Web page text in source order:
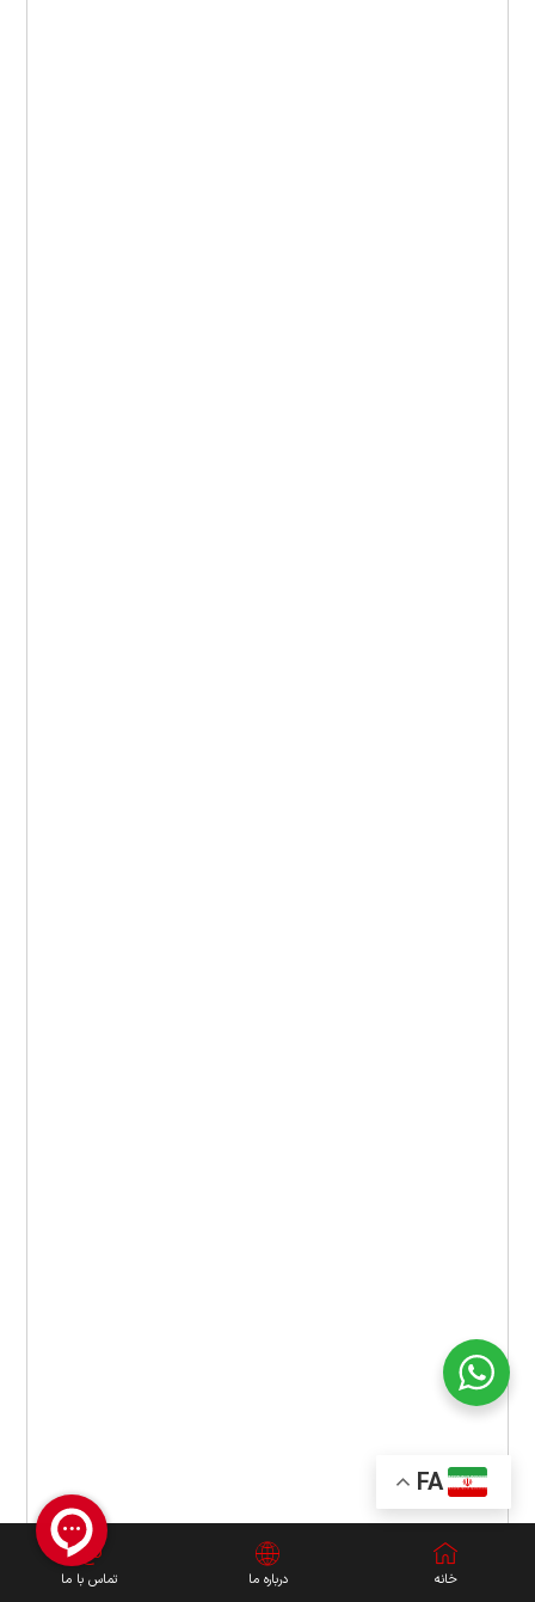
خانه درباره ما تماس با ما
FA